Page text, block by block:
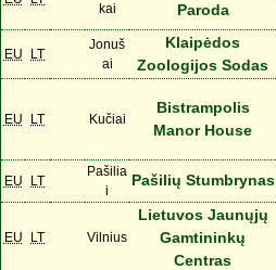
kai
Paroda
EU LT
Jonuš
ai
Klaipėdos
Zoologijos Sodas
EU LT Kučiai
Bistrampolis
Manor House
EU LT
Pašilia
i
Pašilių Stumbrynas
EU LT Vilnius
Lietuvos Jaunųjų
Gamtininkų
Centras